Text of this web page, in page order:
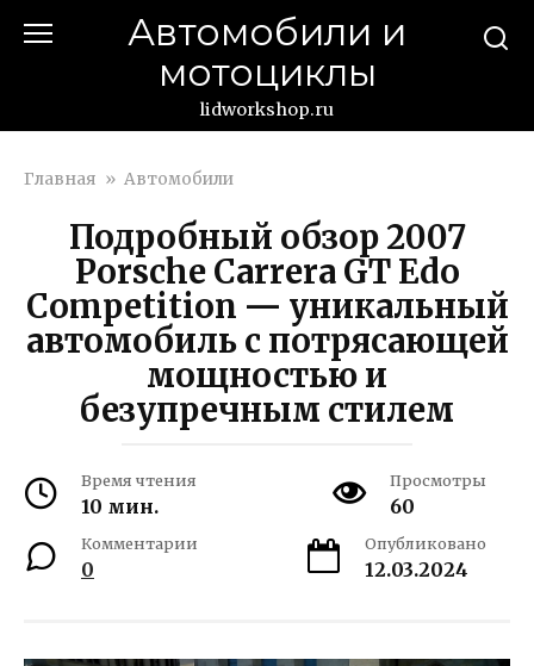
Автомобили и
мотоциклы
lidworkshop.ru
Главная » Автомобили
Подробный обзор 2007
Porsche Carrera GT Edo
Competition — уникальный
автомобиль с потрясающей
мощностью и
безупречным стилем
Время чтения
10 мин.
Просмотры
60
Комментарии
0
Опубликовано
12.03.2024